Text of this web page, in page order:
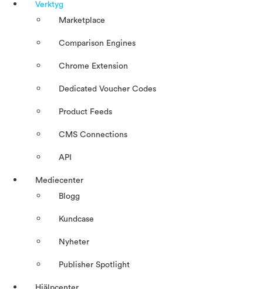
Verktyg
Marketplace
Comparison Engines
Chrome Extension
Dedicated Voucher Codes
Product Feeds
CMS Connections
API
Mediecenter
Blogg
Kundcase
Nyheter
Publisher Spotlight